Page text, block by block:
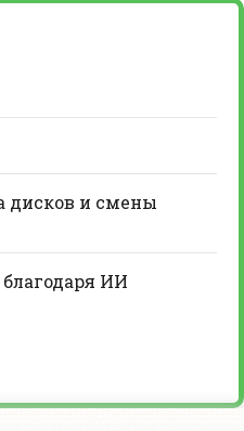
дисков и смены
ИИ